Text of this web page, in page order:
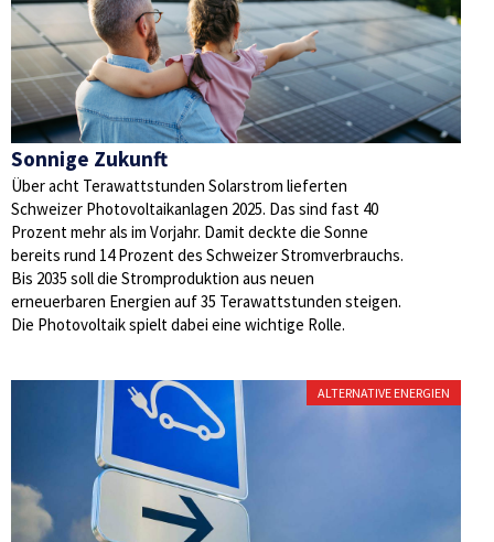
Sonnige Zukunft
Über acht Terawattstunden Solarstrom lieferten
Schweizer Photovoltaikanlagen 2025. Das sind fast 40
Prozent mehr als im Vorjahr. Damit deckte die Sonne
bereits rund 14 Prozent des Schweizer Stromverbrauchs.
Bis 2035 soll die Stromproduktion aus neuen
erneuerbaren Energien auf 35 Terawattstunden steigen.
Die Photovoltaik spielt dabei eine wichtige Rolle.
ALTERNATIVE ENERGIEN